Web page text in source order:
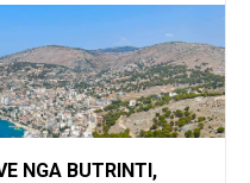
NGA BUTRINTI,